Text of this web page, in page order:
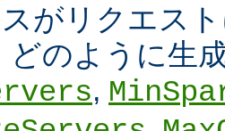
がリクエス
どのように生
,